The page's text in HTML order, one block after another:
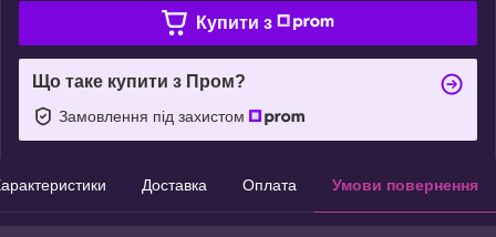
Купити з
Що таке купити з Пром?
Замовлення під захистом
Доставка Оплата Умови повернення